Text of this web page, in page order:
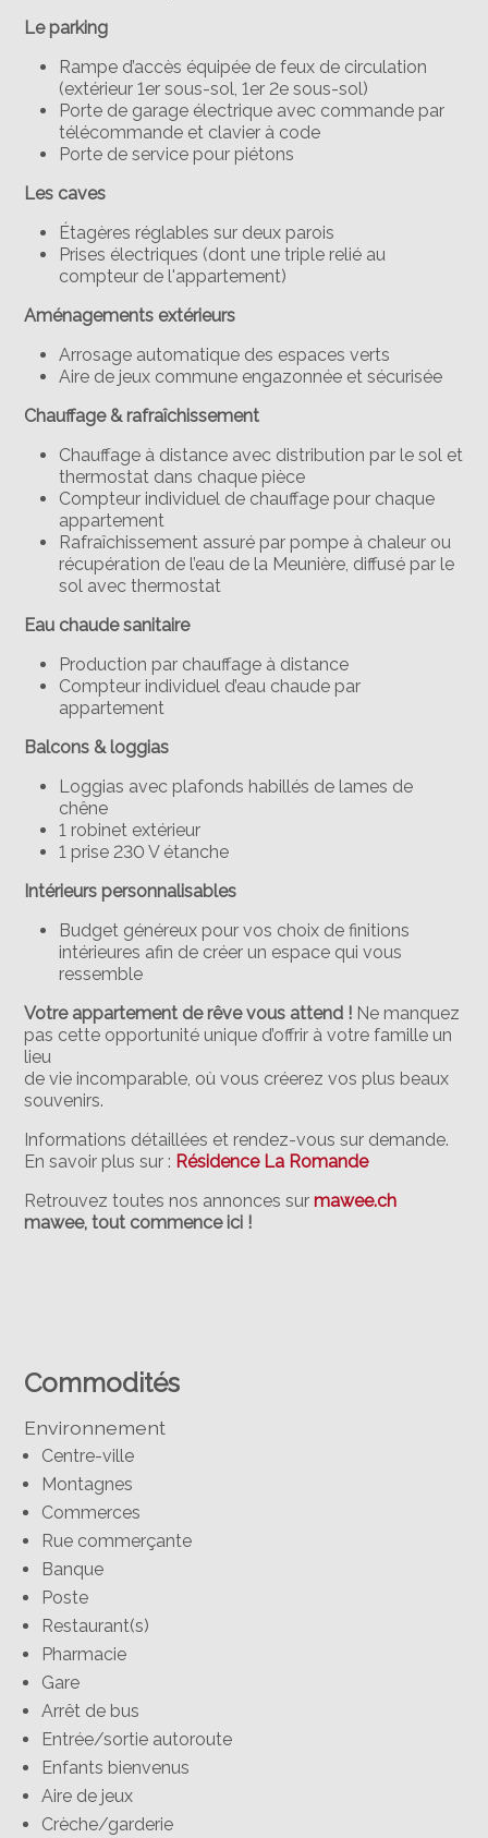
Le parking
Rampe d’accès équipée de feux de circulation
(extérieur 1er sous-sol, 1er 2e sous-sol)
Porte de garage électrique avec commande par
télécommande et clavier à code
Porte de service pour piétons
Les caves
Étagères réglables sur deux parois
Prises électriques (dont une triple relié au
compteur de l'appartement)
Aménagements extérieurs
Arrosage automatique des espaces verts
Aire de jeux commune engazonnée et sécurisée
Chauffage & rafraîchissement
Chauffage à distance avec distribution par le sol et
thermostat dans chaque pièce
Compteur individuel de chauffage pour chaque
appartement
Rafraîchissement assuré par pompe à chaleur ou
récupération de l’eau de la Meunière, diffusé par le
sol avec thermostat
Eau chaude sanitaire
Production par chauffage à distance
Compteur individuel d’eau chaude par
appartement
Balcons & loggias
Loggias avec plafonds habillés de lames de
chêne
1 robinet extérieur
1 prise 230 V étanche
Intérieurs personnalisables
Budget généreux pour vos choix de finitions
intérieures afin de créer un espace qui vous
ressemble
Votre appartement de rêve vous attend ! Ne manquez
pas cette opportunité unique d’offrir à votre famille un
lieu
de vie incomparable, où vous créerez vos plus beaux
souvenirs.
Informations détaillées et rendez-vous sur demande.
En savoir plus sur : Résidence La Romande
Retrouvez toutes nos annonces surmawee.ch
mawee, tout commence ici !
Commodités
Environnement
Centre-ville
Montagnes
Commerces
Rue commerçante
Banque
Poste
Restaurant(s)
Pharmacie
Gare
Arrêt de bus
Entrée/sortie autoroute
Enfants bienvenus
Aire de jeux
Crèche/garderie